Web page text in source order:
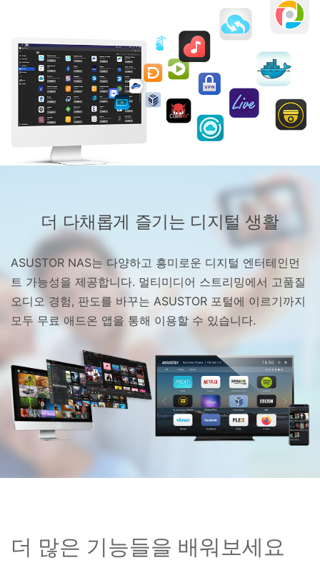
더 다채롭게 즐기는 디지털 생활
ASUSTOR NAS는 다양하고 흥미로운 디지털 엔터테인먼
트 가능성을 제공합니다. 멀티미디어 스트리밍에서 고품질
오디오 경험, 판도를 바꾸는 ASUSTOR 포털에 이르기까지
모두 무료 애드온 앱을 통해 이용할 수 있습니다.
더 많은 기능들을 배워보세요